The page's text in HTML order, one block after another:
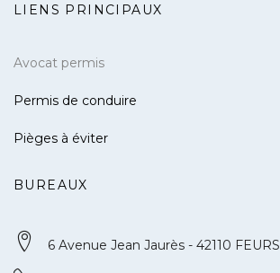
LIENS PRINCIPAUX
Avocat permis
Permis de conduire
Pièges à éviter
BUREAUX
6 Avenue Jean Jaurès - 42110 FEURS